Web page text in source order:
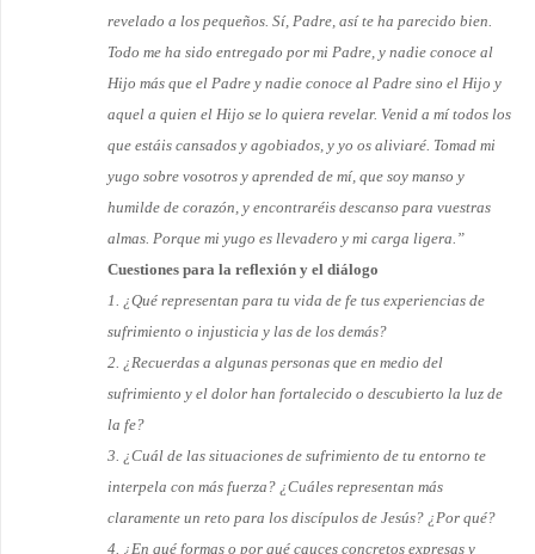
revelado a los pequeños. Sí, Padre, así te ha parecido bien.
Todo me ha sido entregado por mi Padre, y nadie conoce al
Hijo más que el Padre y nadie conoce al Padre sino el Hijo y
aquel a quien el Hijo se lo quiera revelar. Venid a mí todos los
que estáis cansados y agobiados, y yo os aliviaré. Tomad mi
yugo sobre vosotros y aprended de mí, que soy manso y
humilde de corazón, y encontraréis des­canso para vuestras
almas. Porque mi yugo es llevadero y mi carga ligera.”
Cuestiones para la reflexión y el diálogo
1. ¿Qué representan para tu vida de fe tus experiencias de
sufrimiento o injusticia y las de los demás?
2. ¿Recuerdas a algunas personas que en medio del
sufrimiento y el dolor han fortalecido o descubierto la luz de
la fe?
3. ¿Cuál de las situaciones de sufrimiento de tu entorno te
interpela con más fuerza? ¿Cuáles representan más
claramente un reto para los discípulos de Jesús? ¿Por qué?
4. ¿En qué formas o por qué cauces concretos expresas y